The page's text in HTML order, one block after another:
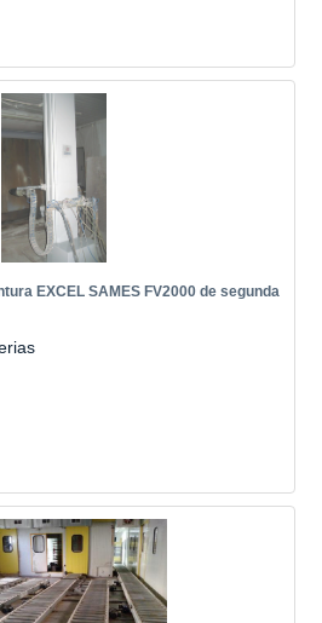
EXCEL SAMES FV2000 de segunda